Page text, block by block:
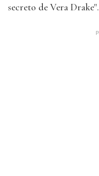
secreto de Vera Drake".